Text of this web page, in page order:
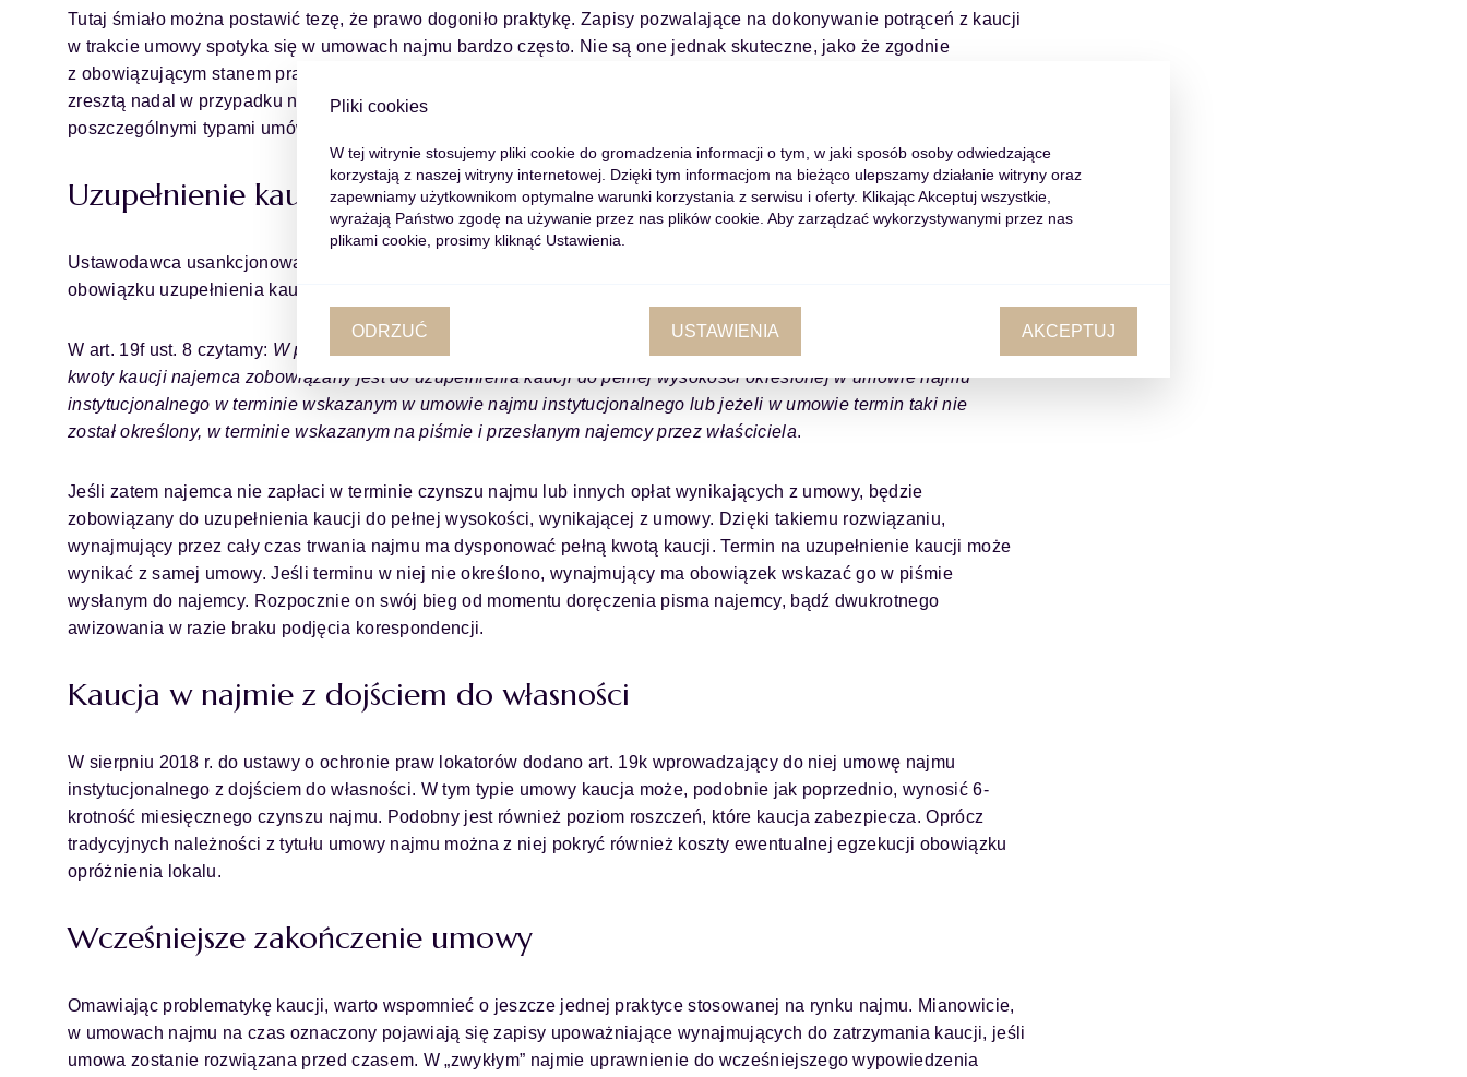
Tutaj śmiało można postawić tezę, że prawo dogoniło praktykę. Zapisy pozwalające na dokonywanie potrąceń z kaucji
w trakcie umowy spotyka się w umowach najmu bardzo często. Nie są one jednak skuteczne, jako że zgodnie
z obowiązującym stanem prawnym, wynajmujący może dokonać rozliczenia dopiero po zakończeniu umowy. Tak jest
zresztą nadal w przypadku najmu „zwykłego” i okazjonalnego. Mamy zatem niezrozumiałą dysproporcję pomiędzy
poszczególnymi typami umów.
Uzupełnienie kaucji
Ustawodawca usankcjonował jeszcze jedną, często spotykaną praktykę. Mianowicie, dopuścił nałożenie na najemcę
obowiązku uzupełnienia kaucji na wypadek skorzystania przez wynajmującego z opisanego wyżej uprawnienia.
W art. 19f ust. 8 czytamy: W przypadku zaspokojenia
kwoty kaucji najemca zobowiązanyjest do uzupełnienia kaucji do pełnej wysokościokreślonej w umowie najmu
instytucjonalnego w terminie wskazanym w umowie najmu instytucjonalnegolub jeżeli w umowie termin taki nie
zostałokreślony, w terminie wskazanym na piśmie i przesłanym najemcy przez właściciela.
Jeśli zatem najemca nie zapłaci w terminie czynszu najmu lub innych opłat wynikających z umowy, będzie
zobowiązany do uzupełnienia kaucji do pełnej wysokości, wynikającej z umowy. Dzięki takiemu rozwiązaniu,
wynajmujący przez cały czas trwania najmu ma dysponować pełną kwotą kaucji. Termin na uzupełnienie kaucji może
wynikać z samej umowy. Jeśli terminu w niej nie określono, wynajmujący ma obowiązek wskazać go w piśmie
wysłanym do najemcy. Rozpocznie on swój bieg od momentu doręczenia pisma najemcy, bądź dwukrotnego
awizowania w razie braku podjęcia korespondencji.
Kaucja w najmie z dojściem do własności
W sierpniu 2018 r. do ustawy o ochronie praw lokatorów dodano art. 19k wprowadzający do niej umowę najmu
instytucjonalnego z dojściem do własności. W tym typie umowy kaucja może, podobnie jak poprzednio, wynosić 6-
krotność miesięcznego czynszu najmu. Podobny jest również poziom roszczeń, które kaucja zabezpiecza. Oprócz
tradycyjnych należności z tytułu umowy najmu można z niej pokryć również koszty ewentualnej egzekucji obowiązku
opróżnienia lokalu.
Wcześniejsze zakończenie umowy
Omawiając problematykę kaucji, warto wspomnieć o jeszcze jednej praktyce stosowanej na rynku najmu. Mianowicie,
w umowach najmu na czas oznaczony pojawiają się zapisy upoważniające wynajmujących do zatrzymania kaucji, jeśli
umowa zostanie rozwiązana przed czasem. W „zwykłym” najmie uprawnienie do wcześniejszego wypowiedzenia
Pliki cookies
W tej witrynie stosujemy pliki cookie do gromadzenia informacji o tym, w jaki sposób osoby odwiedzające
korzystają z naszej witryny internetowej. Dzięki tym informacjom na bieżąco ulepszamy działanie witryny oraz
zapewniamy użytkownikom optymalne warunki korzystania z serwisu i oferty. Klikając Akceptuj wszystkie,
wyrażają Państwo zgodę na używanie przez nas plików cookie. Aby zarządzać wykorzystywanymi przez nas
plikami cookie, prosimy kliknąć Ustawienia.
ODRZUĆ USTAWIENIA AKCEPTUJ